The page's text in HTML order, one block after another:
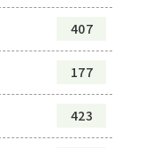
407
177
423